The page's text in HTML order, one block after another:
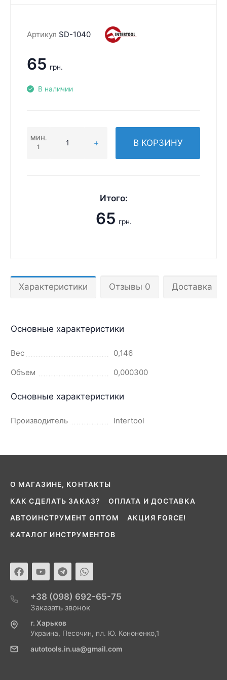
Артикул SD-1040
65 грн.
В наличии
МИН.
1
В КОРЗИНУ
Итого:
65 грн.
Характеристики Отзывы 0 Доставка
Основные характеристики
Вес
0,146
Объем
0,000300
Основные характеристики
Производитель Intertool
О МАГАЗИНЕ, КОНТАКТЫ
КАК СДЕЛАТЬ ЗАКАЗ? ОПЛАТА И ДОСТАВКА
АВТОИНСТРУМЕНТ ОПТОМ АКЦИЯ FORCE!
КАТАЛОГ ИНСТРУМЕНТОВ
+38 (098) 692-65-75
Заказать звонок
г. Харьков
Украина, Песочин, пл. Ю. Кононенко,1
autotools.in.ua@gmail.com